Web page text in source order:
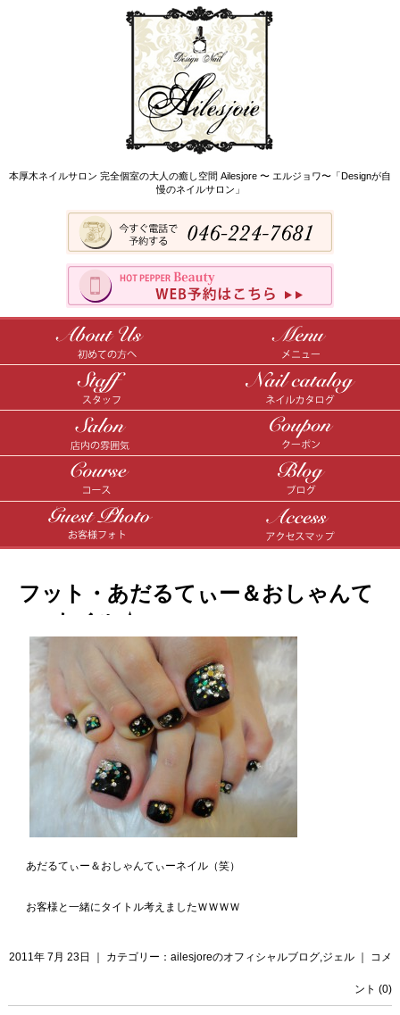
本厚木ネイルサロン 完全個室の大人の癒し空間 Ailesjore 〜 エルジョワ〜「Designが自
慢のネイルサロン」
フット・あだるてぃー＆おしゃんて
ぃーネイル☆
あだるてぃー＆おしゃんてぃーネイル（笑）
お客様と一緒にタイトル考えましたＷＷＷＷ
2011年 7月 23日 ｜ カテゴリー：ailesjoreのオフィシャルブログ,ジェル コメ
ント (0)